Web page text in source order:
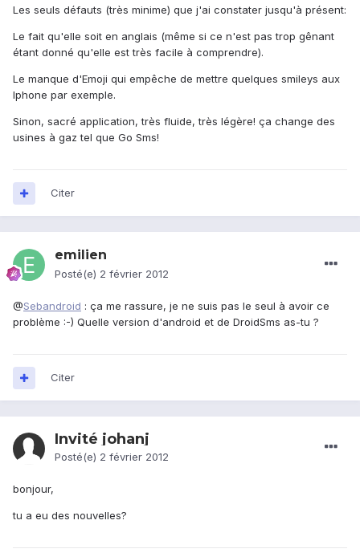
Les seuls défauts (très minime) que j'ai constater jusqu'à présent:
Le fait qu'elle soit en anglais (même si ce n'est pas trop gênant
étant donné qu'elle est très facile à comprendre).
Le manque d'Emoji qui empêche de mettre quelques smileys aux
Iphone par exemple.
Sinon, sacré application, très fluide, très légère! ça change des
usines à gaz tel que Go Sms!
Citer
emilien
Posté(e) 2 février 2012
@Sebandroid : ça me rassure, je ne suis pas le seul à avoir ce
problème :-) Quelle version d'android et de DroidSms as-tu ?
Citer
Invité johanj
Posté(e) 2 février 2012
bonjour,
tu a eu des nouvelles?